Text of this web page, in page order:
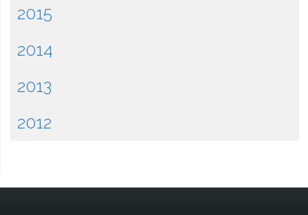
2015
2014
2013
2012